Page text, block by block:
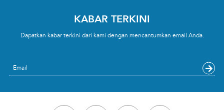
KABAR TERKINI
Dapatkan kabar terkini dari kami dengan mencantumkan email Anda.
Email